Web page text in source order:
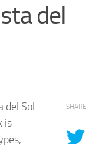
del
del Sol
is
SHARE